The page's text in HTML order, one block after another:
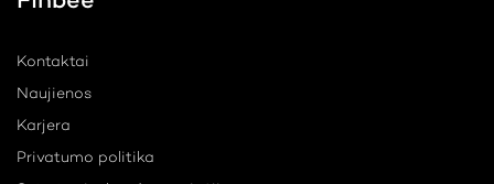
Kontaktai
Naujienos
Karjera
Privatumo politika